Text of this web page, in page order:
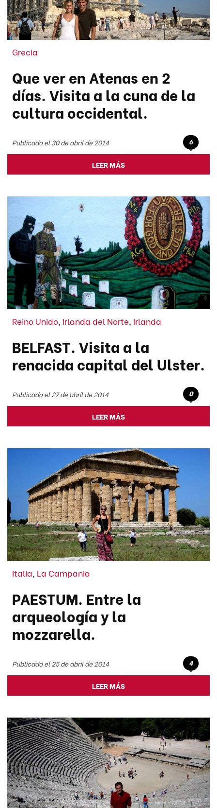
Grecia
Que ver en Atenas en 2
días. Visita a la cuna de la
cultura occidental.
Publicado el 30 de abril de 2014 6
LEER MÁS
Reino Unido, Irlanda del Norte, Irlanda
BELFAST. Visita a la
renacida capital del Ulster.
Publicado el 27 de abril de 2014 0
LEER MÁS
Italia, La Campania
PAESTUM. Entre la
arqueología y la
mozzarella.
Publicado el 25 de abril de 2014 4
LEER MÁS